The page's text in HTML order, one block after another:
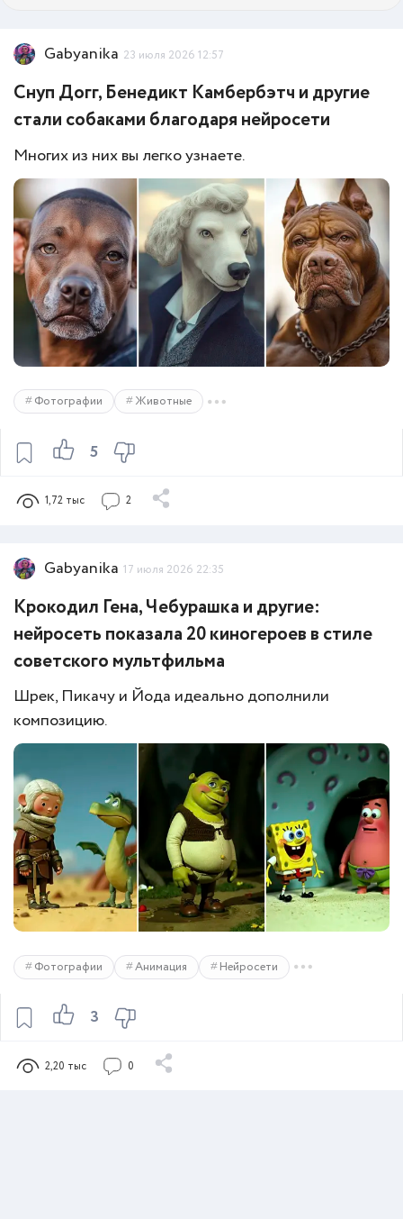
5
Gabyanika 23 июля 2026 12:57
Снуп Догг, Бенедикт Камбербэтч и другие
стали собаками благодаря нейросети
Многих из них вы легко узнаете.
Фотографии Животные
1,72 тыс 2
3
Gabyanika 17 июля 2026 22:35
Крокодил Гена, Чебурашка и другие:
нейросеть показала 20 киногероев в стиле
советского мультфильма
Шрек, Пикачу и Йода идеально дополнили
композицию.
Фотографии Анимация Нейросети
2,20 тыс 0